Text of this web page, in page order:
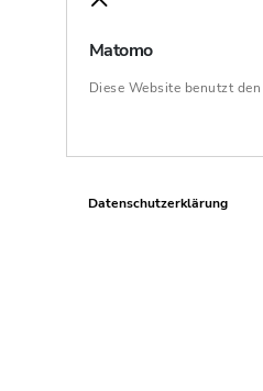
Matomo
Diese Website benutzt
Datenschutzerklärung